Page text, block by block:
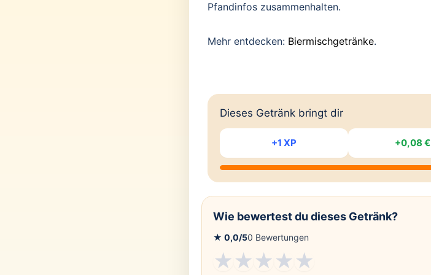
Pfandinfos zusammenhalten.
Mehr entdecken: Biermischgetränke.
Dieses Getränk bringt dir
+1 XP +0,08 €
Wie bewertest du dieses Getränk?
★ 0,0/50 Bewertungen
★★★★★